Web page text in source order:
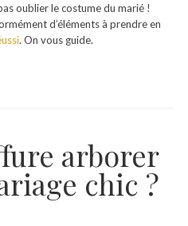
oublier le costume du marié !
d’éléments à prendre en
. On vous guide.
arborer
chic ?